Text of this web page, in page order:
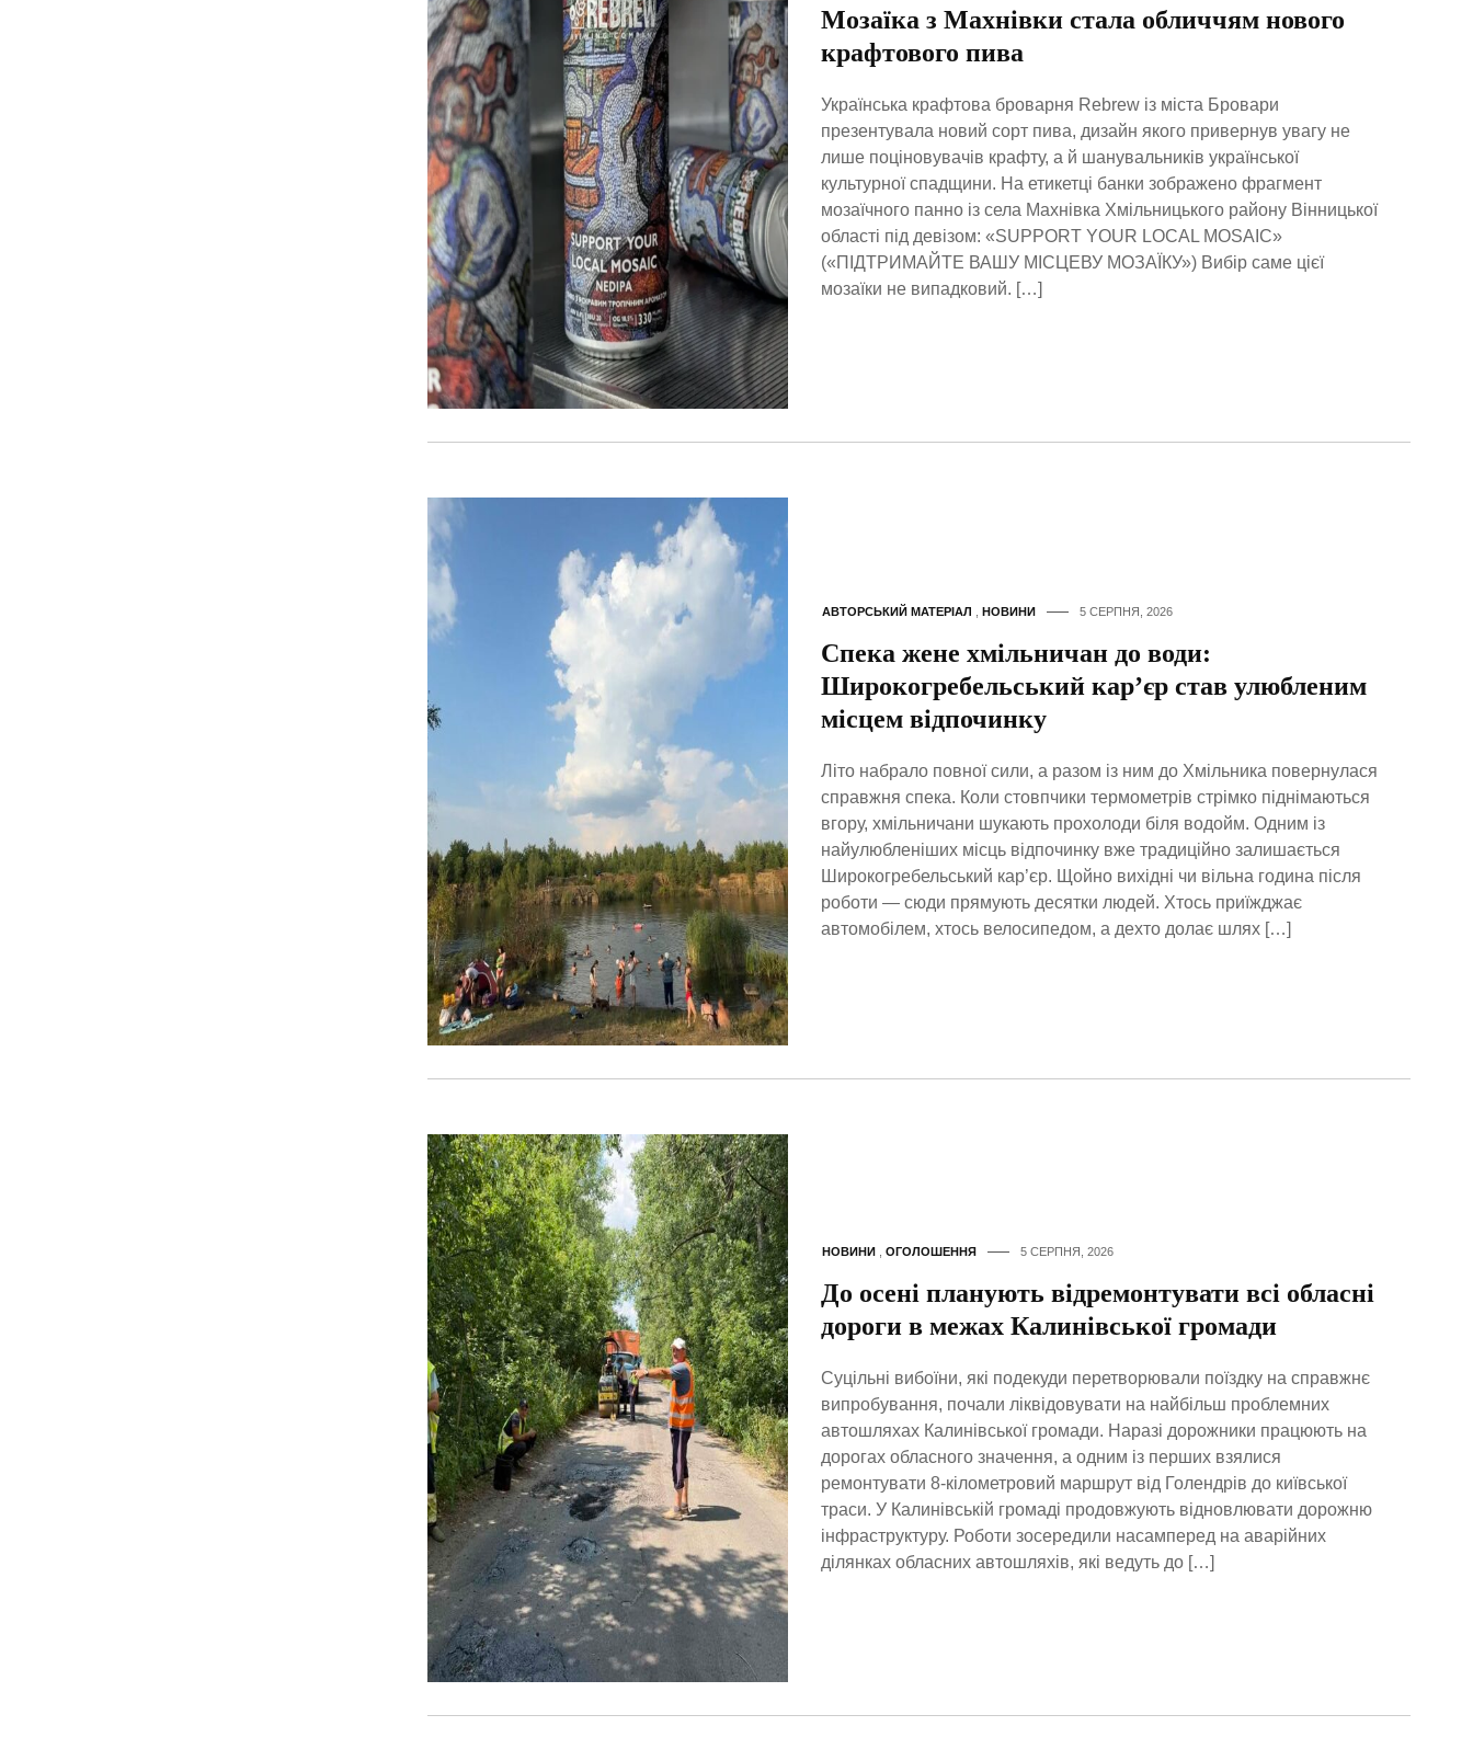
Мозаїка з Махнівки стала обличчям нового
крафтового пива
Українська крафтова броварня Rebrew із міста Бровари
презентувала новий сорт пива, дизайн якого привернув увагу не
лише поціновувачів крафту, а й шанувальників української
культурної спадщини. На етикетці банки зображено фрагмент
мозаїчного панно із села Махнівка Хмільницького району Вінницької
області під девізом: «SUPPORT YOUR LOCAL MOSAIC»
(«ПІДТРИМАЙТЕ ВАШУ МІСЦЕВУ МОЗАЇКУ») Вибір саме цієї
мозаїки не випадковий. […]
АВТОРСЬКИЙ МАТЕРІАЛ НОВИНИ 5 СЕРПНЯ, 2026
Спека жене хмільничан до води:
Широкогребельський кар’єр став улюбленим
місцем відпочинку
Літо набрало повної сили, а разом із ним до Хмільника повернулася
справжня спека. Коли стовпчики термометрів стрімко піднімаються
вгору, хмільничани шукають прохолоди біля водойм. Одним із
найулюбленіших місць відпочинку вже традиційно залишається
Широкогребельський кар’єр. Щойно вихідні чи вільна година після
роботи — сюди прямують десятки людей. Хтось приїжджає
автомобілем, хтось велосипедом, а дехто долає шлях […]
НОВИНИ, ОГОЛОШЕННЯ 5 СЕРПНЯ, 2026
До осені планують відремонтувати всі обласні
дороги в межах Калинівської громади
Суцільні вибоїни, які подекуди перетворювали поїздку на справжнє
випробування, почали ліквідовувати на найбільш проблемних
автошляхах Калинівської громади. Наразі дорожники працюють на
дорогах обласного значення, а одним із перших взялися
ремонтувати 8-кілометровий маршрут від Голендрів до київської
траси. У Калинівській громаді продовжують відновлювати дорожню
інфраструктуру. Роботи зосередили насамперед на аварійних
ділянках обласних автошляхів, які ведуть до […]